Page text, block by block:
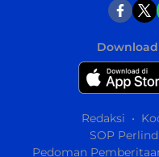
Redaksi
SOP
Pedoman